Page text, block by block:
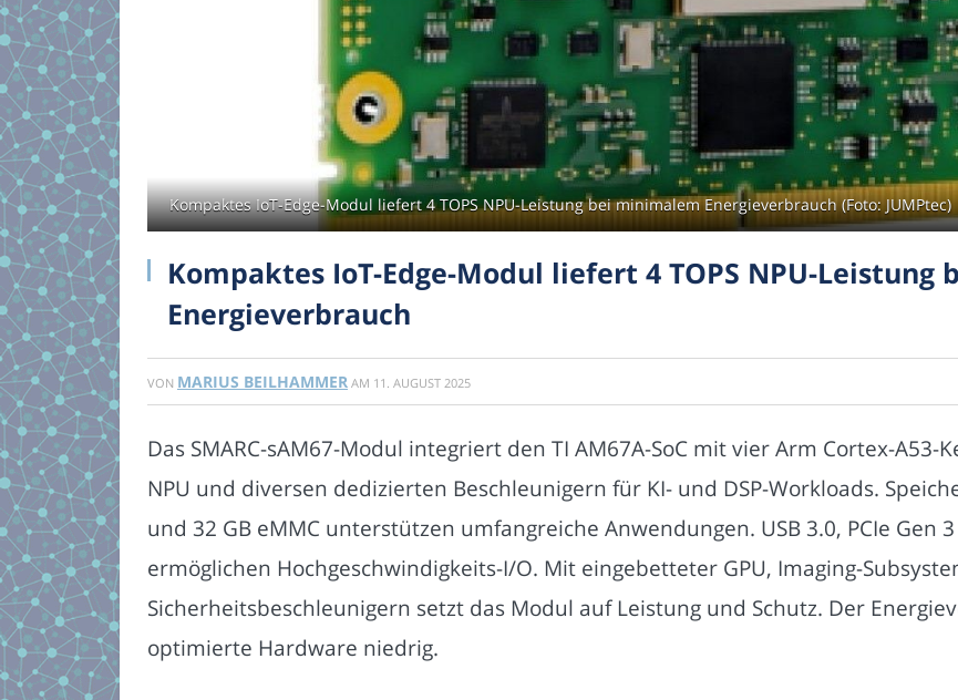
Kompaktes IoT-Edge-Modul liefert 4 TOPS NPU-Leistung bei minimalem Energieverbrauch (Foto: JUMPtec)
Kompaktes IoT-Edge-Modul liefert 4 TOPS NPU-
Energieverbrauch
VON MARIUS BEILHAMMER AM 11. AUGUST 2025
Das SMARC-sAM67-Modul integriert den TI AM67A-SoC mit vier Arm Cortex-A53-
NPU und diversen dedizierten Beschleunigern für KI- und DSP-Workloads.
und 32 GB eMMC unterstützen umfangreiche Anwendungen. USB 3.0, PCIe Gen
ermöglichen Hochgeschwindigkeits-I/O. Mit eingebetteter GPU, Imaging-
Sicherheitsbeschleunigern setzt das Modul auf Leistung und Schutz. Der
optimierte Hardware niedrig.